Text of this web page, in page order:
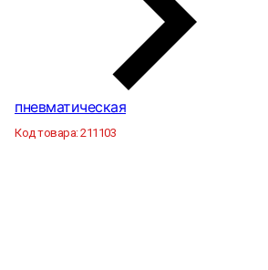
пневматическая
Код товара:211103